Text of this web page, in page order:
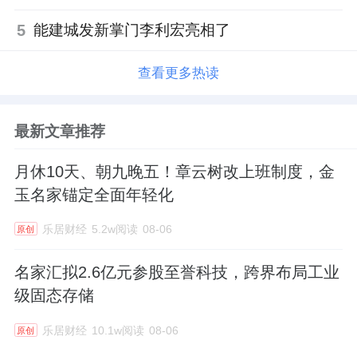
5 能建城发新掌门李利宏亮相了
查看更多热读
最新文章推荐
月休10天、朝九晚五！章云树改上班制度，金
玉名家锚定全面年轻化
原创 乐居财经 5.2w阅读 08-06
名家汇拟2.6亿元参股至誉科技，跨界布局工业
级固态存储
原创 乐居财经 10.1w阅读 08-06